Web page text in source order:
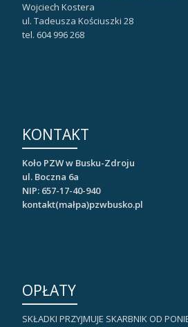
Wojciech Kostera
ul. Tadeusza Kościuszki 28
tel. 604 996 268
KONTAKT
Koło PZW w Busku-Zdroju
ul. Boczna 6a
NIP: 657-17-40-940
kontakt(małpa)pzwbusko.pl
OPŁATY
SKŁADKI PRZYJMUJE SKARBNIK OD